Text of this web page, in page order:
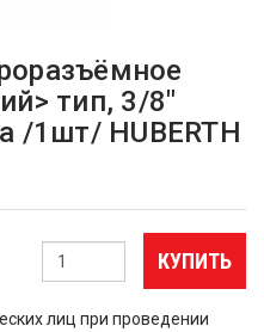
тип, 3/8"
/1шт/ HUBERTH
КУПИТЬ
лиц при проведении